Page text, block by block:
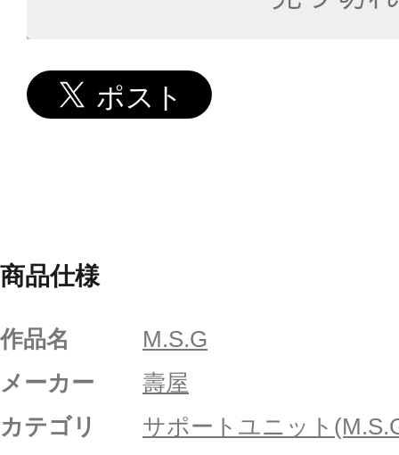
商品仕様
作品名
M.S.G
メーカー
壽屋
カテゴリ
サポートユニット